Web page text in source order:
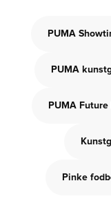
PUMA
PUMA
PUMA Future
Pinke